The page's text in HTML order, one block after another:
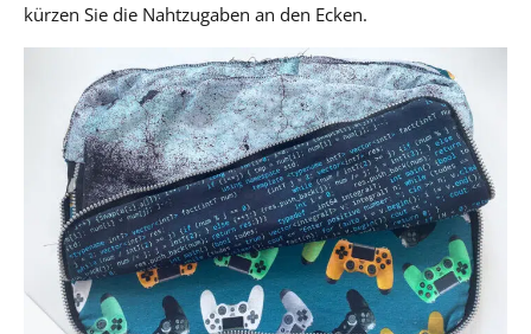
kürzen Sie die Nahtzugaben an den Ecken.